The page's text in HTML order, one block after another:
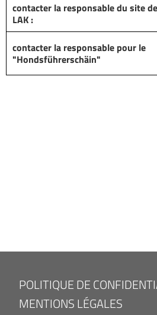
contacter la responsable du site
LAK :
contacter la responsable pour le
"Hondsführerschäin"
FOOTER
MENU
POLITIQUE DE
MENTIONS LÉGALES